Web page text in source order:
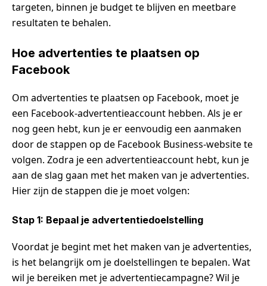
targeten, binnen je budget te blijven en meetbare
resultaten te behalen.
Hoe advertenties te plaatsen op
Facebook
Om advertenties te plaatsen op Facebook, moet je
een Facebook-advertentieaccount hebben. Als je er
nog geen hebt, kun je er eenvoudig een aanmaken
door de stappen op de Facebook Business-website te
volgen. Zodra je een advertentieaccount hebt, kun je
aan de slag gaan met het maken van je advertenties.
Hier zijn de stappen die je moet volgen:
Stap 1: Bepaal je advertentiedoelstelling
Voordat je begint met het maken van je advertenties,
is het belangrijk om je doelstellingen te bepalen. Wat
wil je bereiken met je advertentiecampagne? Wil je